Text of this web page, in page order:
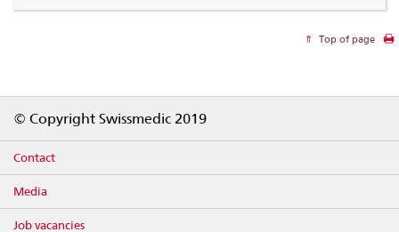
Top of page
© Copyright Swissmedic 2019
Contact
Media
Job vacancies